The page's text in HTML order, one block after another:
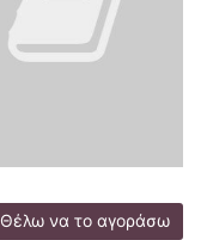
Θέλω να το αγοράσω